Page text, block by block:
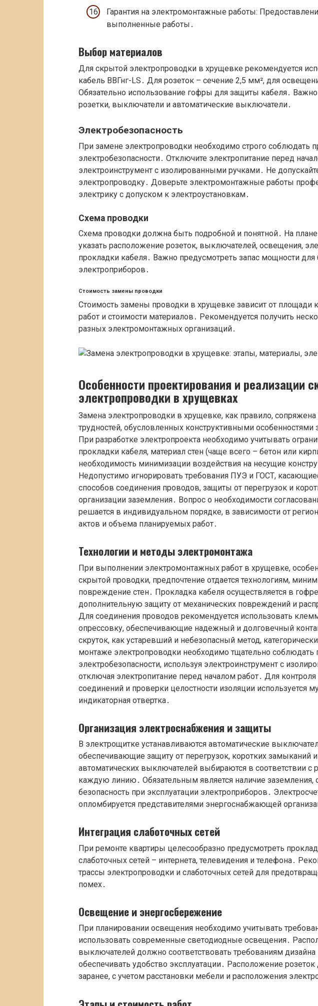
Гарантия на электромонтажные работы:
выполненные работы․
Выбор материалов
Для скрытой электропроводки в хрущевке рекомендуется
кабель ВВГнг-LS․ Для розеток – сечение 2,5 мм², для
Обязательно использование гофры для защиты кабеля․
розетки, выключатели и автоматические выключатели․
Электробезопасность
При замене электропроводки необходимо строго соблюдать
электробезопасности․ Отключите электропитание перед
электроинструмент с изолированными ручками․ Не
электропроводку․ Доверьте электромонтажные работы
электрику с допуском к электроустановкам․
Схема проводки
Схема проводки должна быть подробной и понятной․ На
указать расположение розеток, выключателей, освещения,
прокладки кабеля․ Важно предусмотреть запас мощности
электроприборов․
Стоимость замены проводки
Стоимость замены проводки в хрущевке зависит от площади
работ и стоимости материалов․ Рекомендуется получить
разных электромонтажных организаций․
Особенности проектирования и реализации
электропроводки в хрущевках
Замена электропроводки в хрущевке, как правило,
трудностей, обусловленных конструктивными особенностями
При разработке электропроекта необходимо учитывать
прокладки кабеля, материал стен (чаще всего – бетон или
необходимость минимизации воздействия на несущие
Недопустимо игнорировать требования ПУЭ и ГОСТ,
способов соединения проводов, защиты от перегрузок и
организации заземления․ Вопрос о необходимости
решается в индивидуальном порядке, в зависимости от
актов и объема планируемых работ․
Технологии и методы электромонтажа
При выполнении электромонтажных работ в хрущевке,
скрытой проводки, предпочтение отдается технологиям,
повреждение стен․ Прокладка кабеля осуществляется в
дополнительную защиту от механических повреждений и
Для соединения проводов рекомендуется использовать
опрессовку, обеспечивающие надежный и долговечный
скруток, как устаревший и небезопасный метод,
монтаже электропроводки необходимо тщательно соблюдать
электробезопасности, используя электроинструмент с
отключая электропитание перед началом работ․ Для
соединений и проверки целостности изоляции используется
индикаторная отвертка․
Организация электроснабжения и защиты
В электрощитке устанавливаются автоматические
обеспечивающие защиту от перегрузок, коротких замыканий
автоматических выключателей выбираются в соответствии с
каждую линию․ Обязательным является наличие заземления,
безопасность при эксплуатации электроприборов․
опломбируется представителями энергоснабжающей
Интеграция слаботочных сетей
При ремонте квартиры целесообразно предусмотреть
слаботочных сетей – интернета, телевидения и телефона․
трассы электропроводки и слаботочных сетей для
помех․
Освещение и энергосбережение
При планировании освещения необходимо учитывать
использовать современные светодиодные освещения․
выключателей должно соответствовать требованиям дизайна
обеспечивать удобство эксплуатации․ Расположение
заранее, с учетом расстановки мебели и расположения